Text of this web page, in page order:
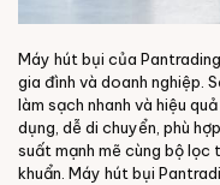
Máy hút bụi của
gia đình và doanh nghiệp.
làm sạch nhanh và hiệu
dụng, dễ di chuyển, phù
suất mạnh mẽ cùng bộ lọc
khuẩn. Máy hút bụi